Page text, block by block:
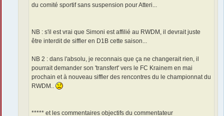
du comité sportif sans suspension pour Atteri...
NB : s'il est vrai que Simoni est affilié au RWDM, il devrait juste
être interdit de siffler en D1B cette saison...
NB 2 : dans l'absolu, je reconnais que ça ne changerait rien, il
pourrait demander son 'transfert' vers le FC Krainem en mai
prochain et à nouveau siffler des rencontres du le championnat du
RWDM..
***** et les commentaires objectifs du commentateur